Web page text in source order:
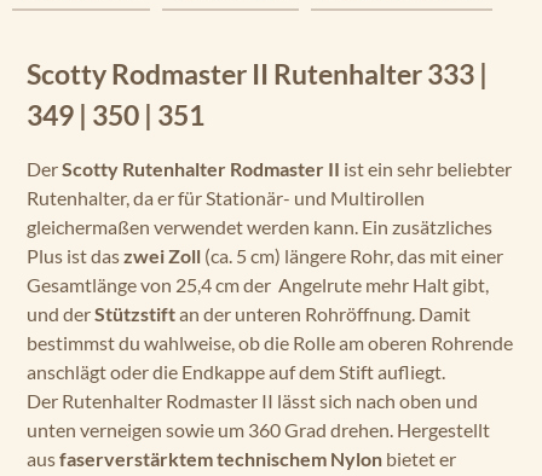
Scotty Rodmaster II Rutenhalter 333 |
349 | 350 | 351
DerScotty Rutenhalter Rodmaster II ist ein sehr beliebter
Rutenhalter, da er für Stationär- und Multirollen
gleichermaßen verwendet werden kann. Ein zusätzliches
Plus ist daszwei Zoll (ca. 5 cm) längere Rohr, das mit einer
Gesamtlänge von 25,4 cm der Angelrute mehr Halt gibt,
und derStützstiftan der unteren Rohröffnung. Damit
bestimmst du wahlweise, ob die Rolle am oberen Rohrende
anschlägt oder die Endkappe auf dem Stift aufliegt.
Der Rutenhalter Rodmaster II lässt sich nach oben und
unten verneigen sowie um 360 Grad drehen. Hergestellt
ausfaserverstärktem technischem Nylon bietet er